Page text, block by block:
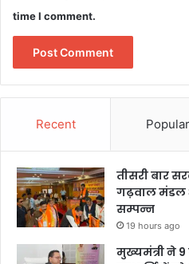
time I comment.
Recent Popular
तीसरी बार
गढ़वाल मंडल
सम्पन्न
19 hours ago
मुख्यमंत्री ने